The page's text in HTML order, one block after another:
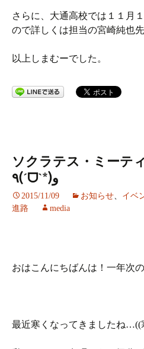
さらに、大通高校では１１月
ので詳しくは担当の宮崎純也
以上しまむーでした。
ソクラテス・ミーテ
٩(ˊᗜˋ*)و
2015/11/09 お知らせ、 イベ
進路
media
おはこんにちばんは！一年次
最近寒くなってきましたね…((